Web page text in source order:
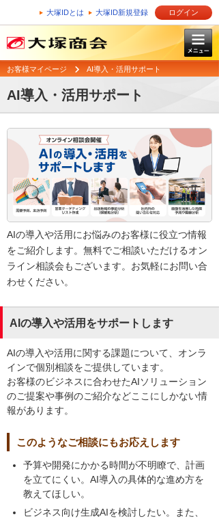
大塚IDとは 大塚ID新規登録 ログイン
お客様マイページ AI導入・活用サポート
AI導入・活用サポート
AIの導入や活用にお悩みのお客様に役立つ情報
をご紹介します。無料でご相談いただけるオン
ライン相談会もございます。お気軽にお問い合
わせください。
AIの導入や活用をサポートします
AIの導入や活用に関する課題について、オンラ
インで個別相談をご提供しています。
お客様のビジネスに合わせたAIソリューション
のご提案や事例のご紹介などここにしかない情
報があります。
このようなご相談にもお応えします
予算や開発にかかる時間が不明瞭で、計画
を立てにくい。AI導入の具体的な進め方を
教えてほしい。
ビジネス向け生成AIを検討したい。また、